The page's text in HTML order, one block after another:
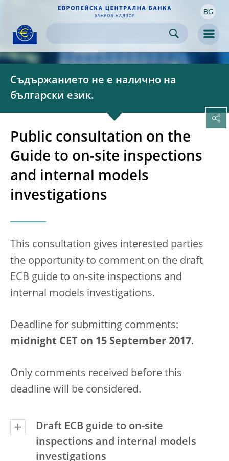
Skip to
content BG
Съдържанието не е налично на
български език.
Public consultation on the
Guide to on-site inspections
and internal models
investigations
This consultation gives interested parties
the opportunity to comment on the draft
ECB guide to on-site inspections and
internal models investigations.
Deadline for submitting comments:
midnight CET on 15 September 2017.
Only comments received before this
deadline will be considered.
Draft ECB guide to on-site
inspections and internal models
investigations